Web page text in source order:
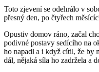
Toto zjevení se odehrálo v
přesný den, po čtyřech
Opustiv domov ráno, začal
podivné postavy sedícího na
ho napadl a i když cítil, že by
dál, nějaká síla ho zadržela a